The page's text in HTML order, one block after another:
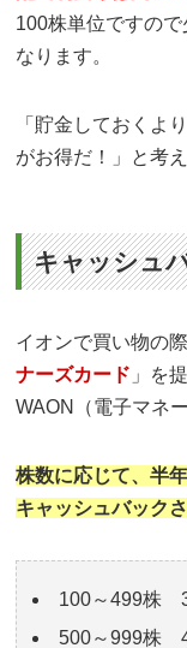
100株単位ですの
なります。
「貯金しておくよ
がお得だ！」と考
キャッシュ
イオンで買い物の
ナーズカード 」を
WAON（電子マネ
株数に応じて、半
キャッシュバックさ
100～499株
500～999株